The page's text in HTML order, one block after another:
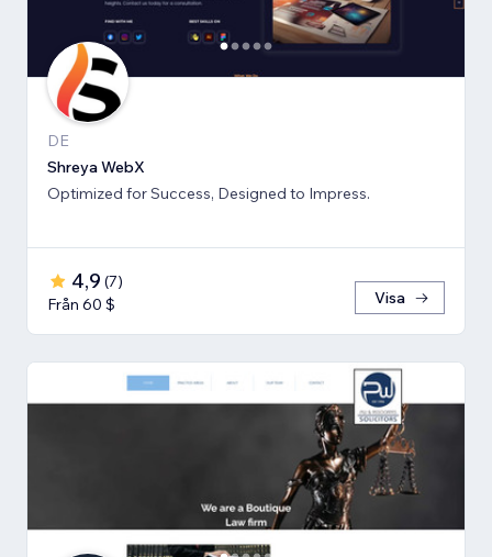
DE
Shreya WebX
Optimized for Success, Designed to Impress.
4,9 (7)
Från 60 $
Visa